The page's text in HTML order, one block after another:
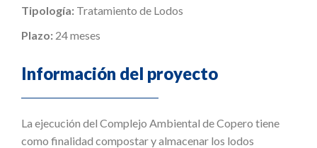
Tipología: Tratamiento de Lodos
Plazo: 24 meses
Información del proyecto
La ejecución del Complejo Ambiental de Copero tiene
como finalidad compostar y almacenar los lodos